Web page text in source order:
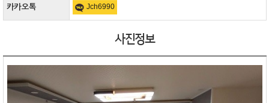
카카오톡 Jch6990
사진정보